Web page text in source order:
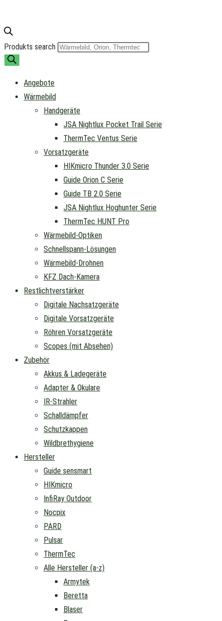
Produkts search
Angebote
Wärmebild
Handgeräte
JSA Nightlux Pocket Trail Serie
ThermTec Ventus Serie
Vorsatzgeräte
HIKmicro Thunder 3.0 Serie
Guide Orion C Serie
Guide TB 2.0 Serie
JSA Nightlux Hoghunter Serie
ThermTec HUNT Pro
Wärmebild-Optiken
Schnellspann-Lösungen
Wärmebild-Drohnen
KFZ Dach-Kamera
Restlichtverstärker
Digitale Nachsatzgeräte
Digitale Vorsatzgeräte
Röhren Vorsatzgeräte
Scopes (mit Absehen)
Zubehör
Akkus & Ladegeräte
Adapter & Okulare
IR-Strahler
Schalldämpfer
Schutzkappen
Wildbrethygiene
Hersteller
Guide sensmart
HIKmicro
InfiRay Outdoor
Nocpix
PARD
Pulsar
ThermTec
Alle Hersteller (a-z)
Armytek
Beretta
Blaser